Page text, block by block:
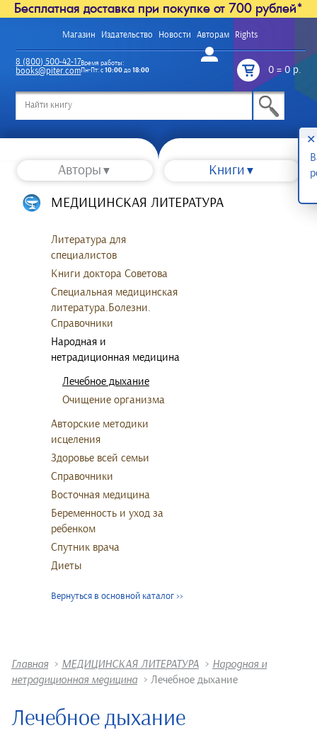
Бесплатная доставка при покупке от 700 рублей*
Магазин Издательство Новости Авторам Rights
Войти
0=0 р.
8 (800) 500-42-17
books@piter.com
Время работы:
Пн-Пт: с10:00до18:00
Авторы
Книги
МЕДИЦИНСКАЯ ЛИТЕРАТУРА
Литература для
специалистов
Книги доктора Советова
Специальная медицинская
литература.Болезни.
Справочники
Народная и
нетрадиционная медицина
Лечебное дыхание
Очищение организма
Авторские методики
исцеления
Здоровье всей семьи
Справочники
Восточная медицина
Беременность и уход за
ребенком
Спутник врача
Диеты
Вернуться в основной каталог>>
Главная > МЕДИЦИНСКАЯ ЛИТЕРАТУРА > Народная и
нетрадиционная медицина > Лечебное дыхание
Лечебное дыхание
✕